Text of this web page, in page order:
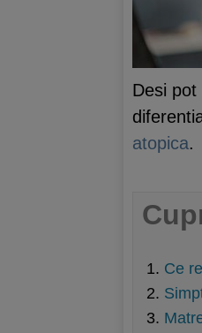
Desi
atopica.
Ce